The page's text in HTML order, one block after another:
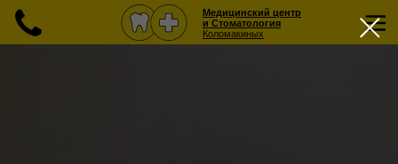
Медицинский центр
и Стоматология
Коломакиных